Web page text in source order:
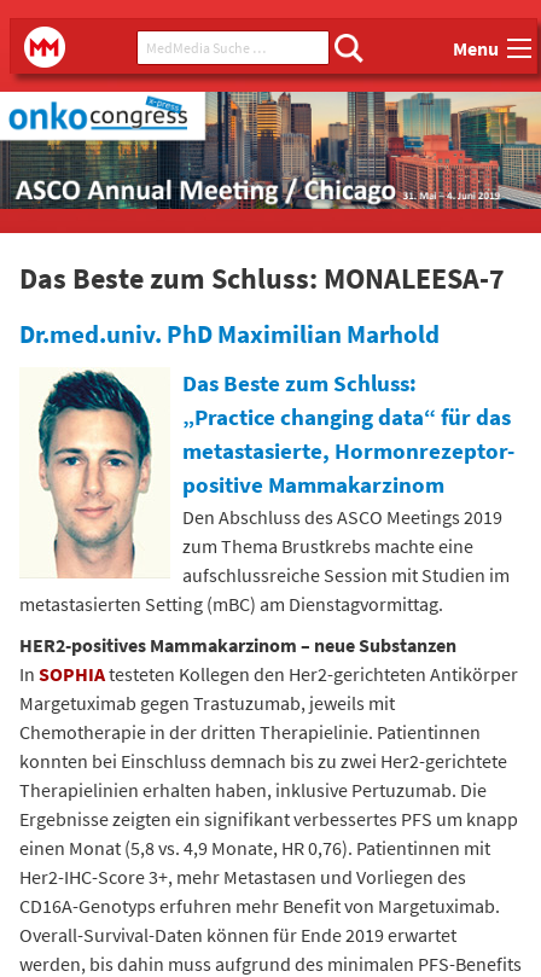
Main menu
MedMedia MedMedia Suche ... Menu
Das Beste zum Schluss: MONALEESA-7
Dr.med.univ. PhD Maximilian Marhold
Das Beste zum Schluss:
„Practice changing data“ für das
metastasierte, Hormonrezeptor-
positive Mammakarzinom
Den Abschluss des ASCO Meetings 2019
zum Thema Brustkrebs machte eine
aufschlussreiche Session mit Studien im
metastasierten Setting (mBC) am Dienstagvormittag.
HER2-positives Mammakarzinom – neue Substanzen
In SOPHIAtesteten Kollegen den Her2-gerichteten Antikörper
Margetuximab gegen Trastuzumab, jeweils mit
Chemotherapie in der dritten Therapielinie. Patientinnen
konnten bei Einschluss demnach bis zu zwei Her2-gerichtete
Therapielinien erhalten haben, inklusive Pertuzumab. Die
Ergebnisse zeigten ein signifikant verbessertes PFS um knapp
einen Monat (5,8 vs. 4,9 Monate, HR 0,76). Patientinnen mit
Her2-IHC-Score 3+, mehr Metastasen und Vorliegen des
CD16A-Genotyps erfuhren mehr Benefit von Margetuximab.
Overall-Survival-Daten können für Ende 2019 erwartet
werden, bis dahin muss aufgrund des minimalen PFS-Benefits